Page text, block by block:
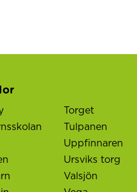
Torget
Tulpanen
Uppfinnaren
Ursviks torg
Valsjön